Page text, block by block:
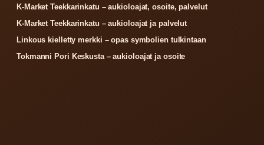
K-Market Teekkarinkatu – aukioloajat, osoite, palvelut
K-Market Teekkarinkatu – aukioloajat ja palvelut
Linkous kielletty merkki – opas symbolien tulkintaan
Tokmanni Pori Keskusta – aukioloajat ja osoite